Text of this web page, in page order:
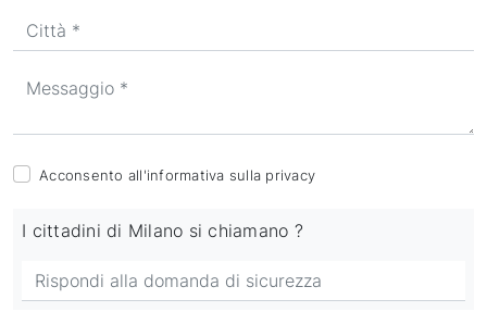
Acconsento all'informativa sulla privacy
I cittadini di Milano si chiamano ?